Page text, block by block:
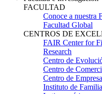
FACULTAD
Conoce a nuestra
Facultad Global
CENTROS DE
FAIR Center for
Research
Centro de
Centro de
Centro de
Instituto de